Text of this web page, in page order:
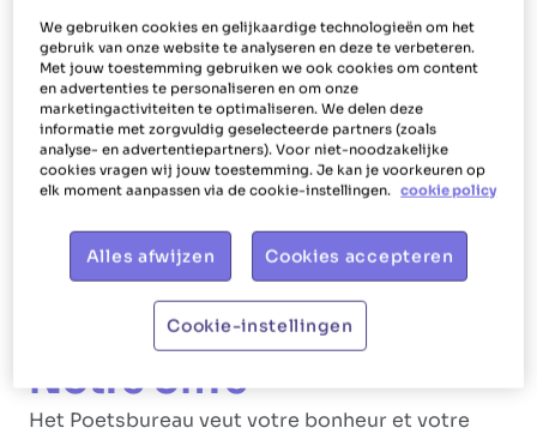
Votre rôle
En tant qu'aide-menagère à Keerbergen, vous
êtes chargé(e) du nettoyage des maisons. Vous
effectuerez également des tâches ménagères
supplémentaires telles que le changement des
nettoyage des fenêtres, le lavage de la vaisselle,
le rangement des vaisselles, la préparation des
repas et les courses.
Notre offre
Het Poetsbureau veut votre bonheur et votre
We gebruiken cookies en gelijkaardige technologieën om het
gebruik van onze website te analyseren en deze te verbeteren.
Met jouw toestemming gebruiken we ook cookies om content
en advertenties te personaliseren en om onze
marketingactiviteiten te optimaliseren. We delen deze
informatie met zorgvuldig geselecteerde partners (zoals
analyse- en advertentiepartners). Voor niet-noodzakelijke
cookies vragen wij jouw toestemming. Je kan je voorkeuren op
elk moment aanpassen via de cookie-instellingen. cookie policy
Alles afwijzen Cookies accepteren
Cookie-instellingen